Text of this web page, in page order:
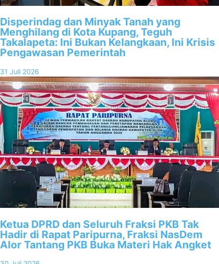
Disperindag dan Minyak Tanah yang
Menghilang di Kota Kupang, Teguh
Takalapeta: Ini Bukan Kelangkaan, Ini Krisis
Pengawasan Pemerintah
31 Juli 2026
Ketua DPRD dan Seluruh Fraksi PKB Tak
Hadir di Rapat Paripurna, Fraksi NasDem
Alor Tantang PKB Buka Materi Hak Angket